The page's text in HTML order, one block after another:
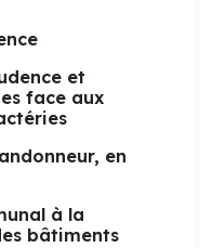
et
face aux
en
à la
bâtiments